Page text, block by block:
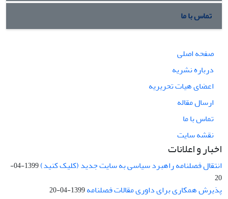
تماس با ما
صفحه اصلی
درباره نشریه
اعضای هیات تحریریه
ارسال مقاله
تماس با ما
نقشه سایت
اخبار و اعلانات
انتقال فصلنامه راهبرد سیاسی به سایت جدید (کلیک کنید)
1399-04-
20
پذیرش همکاری برای داوری مقالات فصلنامه1399-04-20